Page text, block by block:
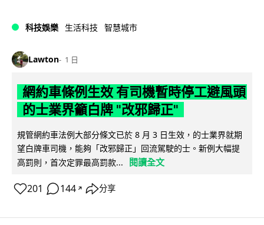
科技娛樂 生活科技 智慧城市
Lawton 1 日
網約車條例生效 有司機暫時停工避風頭
的士業界籲白牌 "改邪歸正"
規管網約車法例大部分條文已於 8 月 3 日生效，的士業界就期
望白牌車司機，能夠「改邪歸正」回流駕駛的士。新例大幅提
高罰則，首次定罪最高罰款...
閱讀全文
201 144 ↗ 分享